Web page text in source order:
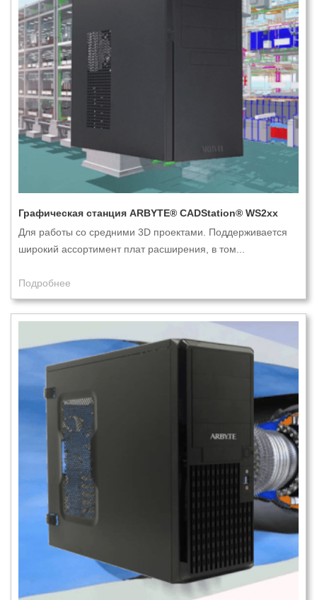
Графическая станция ARBYTE® CADStation® WS2xx
Для работы со средними 3D проектами. Поддерживается
широкий ассортимент плат расширения, в том...
Подробнее